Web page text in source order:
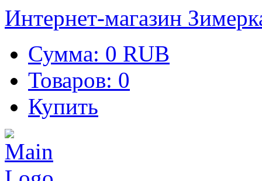
Интернет-магазин
Сумма: 0 RUB
Товаров: 0
Купить